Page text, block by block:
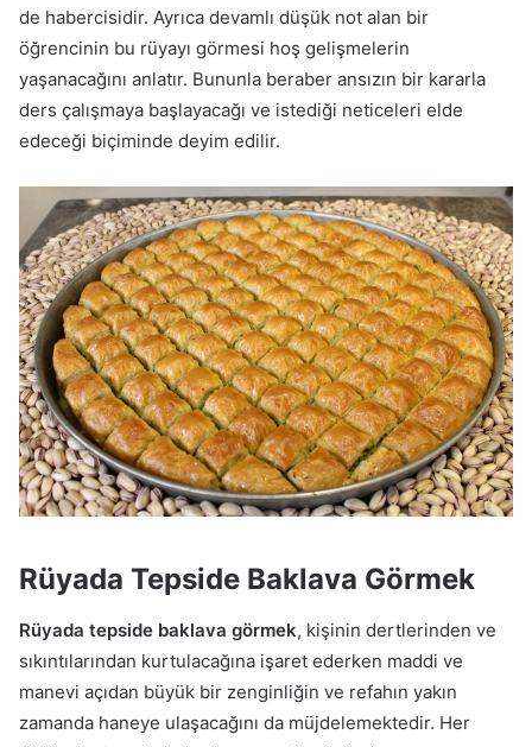
de habercisidir. Ayrıca devamlı düşük not alan bir
öğrencinin bu rüyayı görmesi hoş gelişmelerin
yaşanacağını anlatır. Bununla beraber ansızın bir kararla
ders çalışmaya başlayacağı ve istediği neticeleri elde
edeceği biçiminde deyim edilir.
Rüyada Tepside Baklava Görmek
Rüyada tepside baklava görmek, kişinin dertlerinden ve
sıkıntılarından kurtulacağına işaret ederken maddi ve
manevi açıdan büyük bir zenginliğin ve refahın yakın
zamanda haneye ulaşacağını da müjdelemektedir. Her